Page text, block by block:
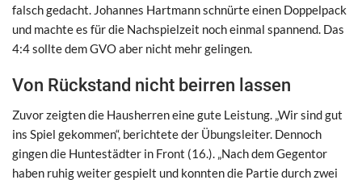
falsch gedacht. Johannes Hartmann schnürte einen Doppelpack
und machte es für die Nachspielzeit noch einmal spannend. Das
4:4 sollte dem GVO aber nicht mehr gelingen.
Von Rückstand nicht beirren lassen
Zuvor zeigten die Hausherren eine gute Leistung. „Wir sind gut
ins Spiel gekommen“, berichtete der Übungsleiter. Dennoch
gingen die Huntestädter in Front (16.). „Nach dem Gegentor
haben ruhig weiter gespielt und konnten die Partie durch zwei